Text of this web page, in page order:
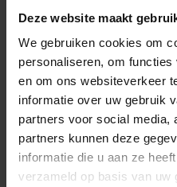
Deze website maakt
We gebruiken cookies om
personaliseren, om
en om ons websiteverkeer
informatie over uw gebruik
partners voor social media,
partners kunnen deze
informatie die u aan ze
verzameld op basis van uw